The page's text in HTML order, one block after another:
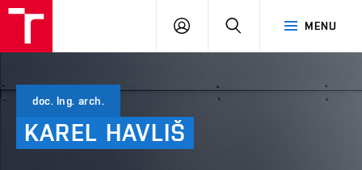
MENU
PŘIHLÁSIT
doc. Ing. arch.
KAREL HAVLIŠ